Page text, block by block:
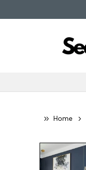
content
Home